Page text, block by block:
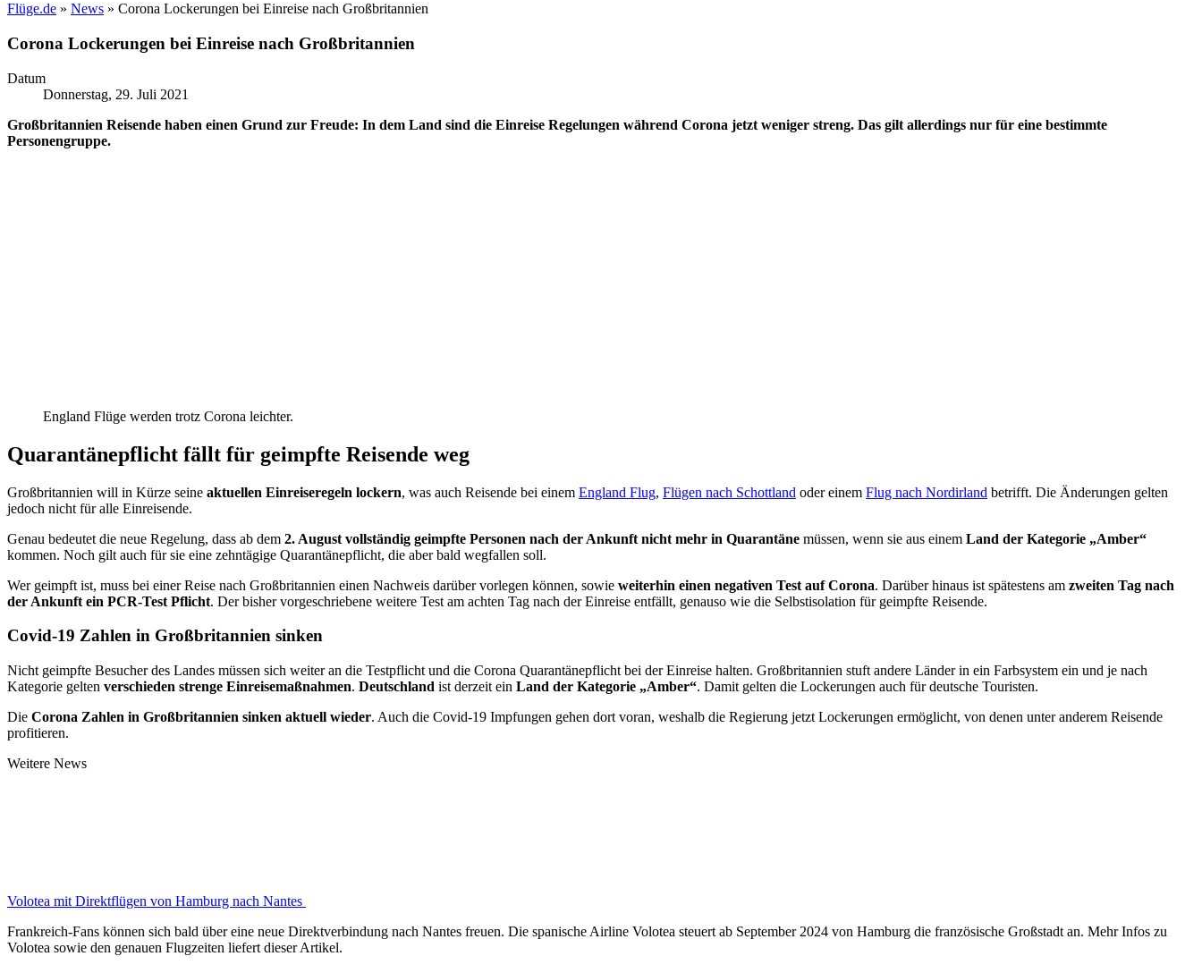
Flüge.de » News » Corona Lockerungen bei Einreise nach Großbritannien
Corona Lockerungen bei Einreise nach Großbritannien
Datum
Donnerstag, 29. Juli 2021
Großbritannien Reisende haben einen Grund zur Freude: In dem Land sind die Einreise Regelungen während Corona jetzt weniger streng. Das gilt allerdings nur für eine bestimmte
Personengruppe.
England Flüge werden trotz Corona leichter.
Quarantänepflicht fällt für geimpfte Reisende weg
Großbritannien will in Kürze seine aktuellen Einreiseregeln lockern, was auch Reisende bei einem England Flug, Flügen nach Schottland oder einem Flug nach Nordirland betrifft. Die Änderungen gelten
jedoch nicht für alle Einreisende.
Genau bedeutet die neue Regelung, dass ab dem 2. August vollständig geimpfte Personen nach der Ankunft nicht mehr in Quarantäne müssen, wenn sie aus einem Land der Kategorie „Amber“
kommen. Noch gilt auch für sie eine zehntägige Quarantänepflicht, die aber bald wegfallen soll.
Wer geimpft ist, muss bei einer Reise nach Großbritannien einen Nachweis darüber vorlegen können, sowie weiterhin einen negativen Test auf Corona. Darüber hinaus ist spätestens am zweiten Tag nach
der Ankunft ein PCR-Test Pflicht. Der bisher vorgeschriebene weitere Test am achten Tag nach der Einreise entfällt, genauso wie die Selbstisolation für geimpfte Reisende.
Covid-19 Zahlen in Großbritannien sinken
Nicht geimpfte Besucher des Landes müssen sich weiter an die Testpflicht und die Corona Quarantänepflicht bei der Einreise halten. Großbritannien stuft andere Länder in ein Farbsystem ein und je nach
Kategorie gelten verschieden strenge Einreisemaßnahmen. Deutschland ist derzeit ein Land der Kategorie „Amber“. Damit gelten die Lockerungen auch für deutsche Touristen.
Die Corona Zahlen in Großbritannien sinken aktuell wieder. Auch die Covid-19 Impfungen gehen dort voran, weshalb die Regierung jetzt Lockerungen ermöglicht, von denen unter anderem Reisende
profitieren.
Weitere News
Volotea mit Direktflügen von Hamburg nach Nantes
Frankreich-Fans können sich bald über eine neue Direktverbindung nach Nantes freuen. Die spanische Airline Volotea steuert ab September 2024 von Hamburg die französische Großstadt an. Mehr Infos zu
Volotea sowie den genauen Flugzeiten liefert dieser Artikel.